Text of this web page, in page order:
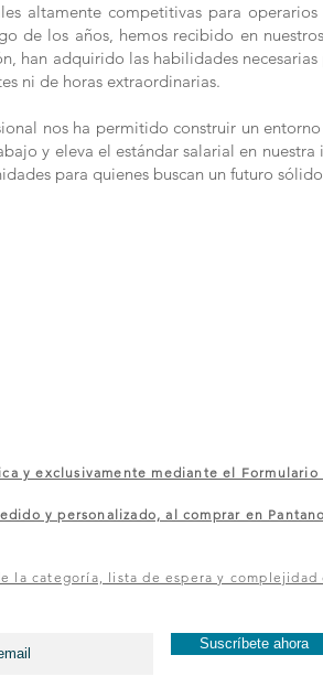
altamente competitivas para
los años, hemos recibido en
han adquirido las habilidades
ni de horas extraordinarias.
nos ha permitido construir un
y eleva el estándar salarial en nuestra
para quienes buscan un futuro
y exclusivamente mediante el
y personalizado, al comprar en
la categoría, lista de espera y complejidad
Suscríbete ahora